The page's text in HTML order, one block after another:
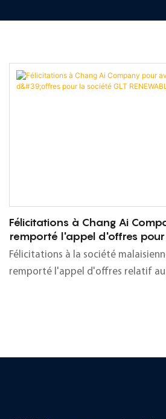
Félicitations à Chang Ai
remporté l'appel d'offres pour
RENEWABLE SDN BHD.
Félicitations à la société
remporté l'appel d'offres relatif
de la péninsule malaise…